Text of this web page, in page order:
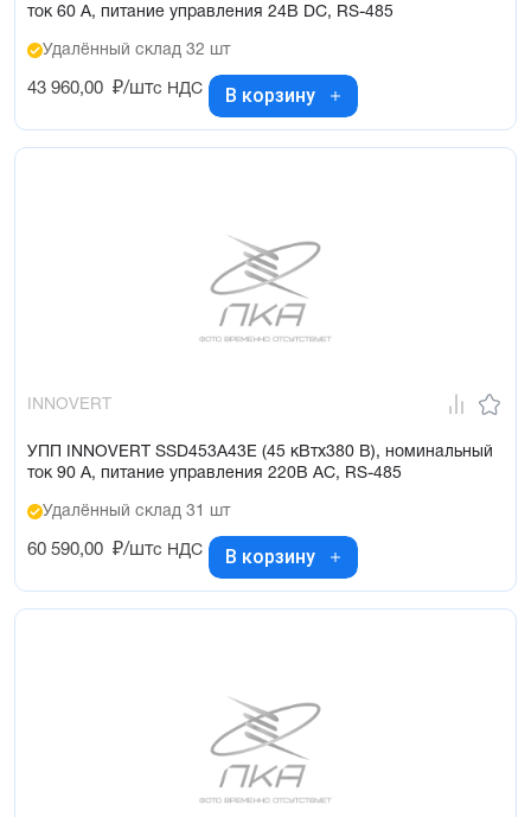
ток 60 А, питание управления 24В DC, RS-485
Удалённый склад 32 шт
43 960,00 ₽/штс НДС В корзину
INNOVERT
УПП INNOVERT SSD453A43E (45 кВтx380 В), номинальный
ток 90 А, питание управления 220В AC, RS-485
Удалённый склад 31 шт
60 590,00 ₽/штс НДС В корзину